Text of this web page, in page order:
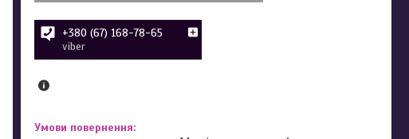
+380 (67) 168-78-65
viber